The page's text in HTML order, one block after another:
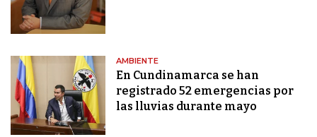
AMBIENTE
En Cundinamarca se han
registrado 52 emergencias por
las lluvias durante mayo